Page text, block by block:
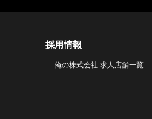
採用情報
俺の株式会社 求人店舗一覧